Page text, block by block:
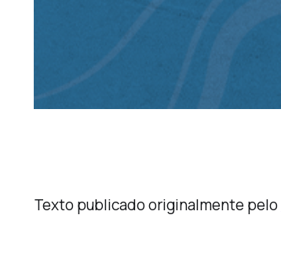
Texto publicado originalmente pelo